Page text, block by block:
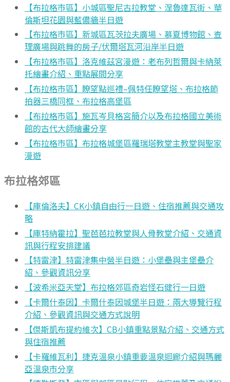
【布拉格市區】小城區聖尼古拉教堂、涅魯達瓦街、華
倫斯坦花園與藍儂牆半日遊
【布拉格市區】新城區瓦茨拉夫廣場、慕夏博物館、查
理廣場與跳舞的房子/伏爾塔瓦河沿岸半日遊
【布拉格市區】洛克維茲宮漫遊：老布列哲爾與卡納萊
托繪畫介紹、重點展間分享
【布拉格市區】瞭望點巡禮–佩特任瞭望塔、布拉格節
拍器三橋同框、布拉格高堡區
【布拉格市區】施瓦岑貝格宮簡介以及布拉格國立美術
館的古代大師繪畫分享
【布拉格市區】布拉格城堡區羅瑞塔教堂主教堂與聖家
漫遊
布拉格郊區
【庫倫洛夫】CK小鎮自由行一日遊、住宿推薦與交通攻
略
【庫特納霍拉】聖芭芭拉教堂與人骨教堂介紹、交通資
訊與行程安排建議
【特雷津】特雷津集中營半日遊：小堡壘與主堡壘介
紹、參觀資訊分享
【波希米亞天堂】布拉格郊區奇岩怪石健行一日遊
【卡爾什泰因】卡爾什泰因城堡半日遊：兩大導覽行程
介紹、參觀資訊與交通方式說明
【傑斯凱布提約維次】CB小鎮重點景點介紹、交通方式
與住宿推薦
【卡羅維瓦利】捷克溫泉小鎮重要溫泉迴廊介紹與瑪麗
亞溫泉市分享